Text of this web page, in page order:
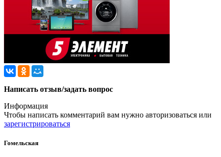
Написать отзыв/задать вопрос
Информация
Чтобы написать комментарий вам нужно авторизоваться или
зарегистрироваться
Гомельская